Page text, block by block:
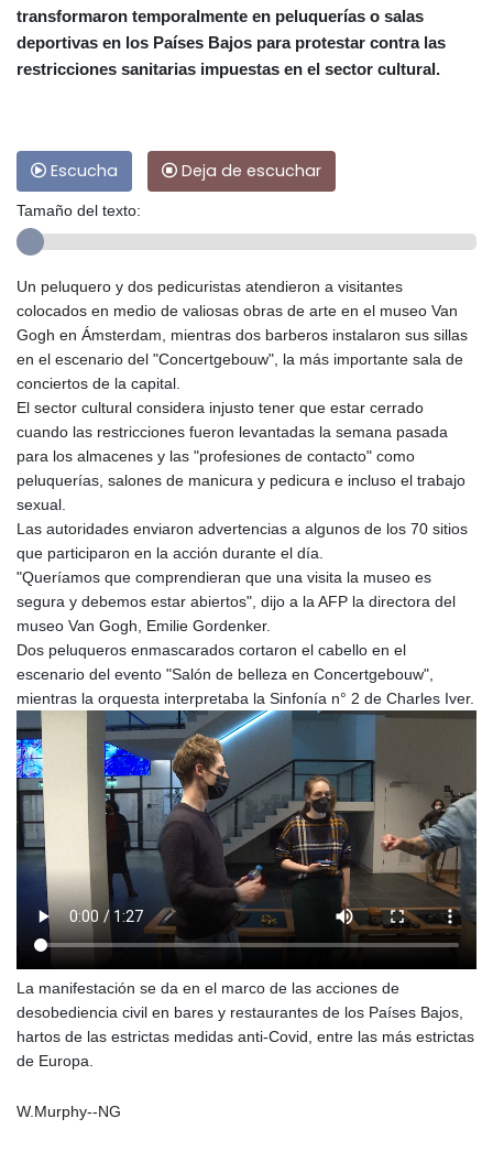
transformaron temporalmente en peluquerías o salas
deportivas en los Países Bajos para protestar contra las
restricciones sanitarias impuestas en el sector cultural.
Escucha Deja de escuchar
Tamaño del texto:
Un peluquero y dos pedicuristas atendieron a visitantes
colocados en medio de valiosas obras de arte en el museo Van
Gogh en Ámsterdam, mientras dos barberos instalaron sus sillas
en el escenario del "Concertgebouw", la más importante sala de
conciertos de la capital.
El sector cultural considera injusto tener que estar cerrado
cuando las restricciones fueron levantadas la semana pasada
para los almacenes y las "profesiones de contacto" como
peluquerías, salones de manicura y pedicura e incluso el trabajo
sexual.
Las autoridades enviaron advertencias a algunos de los 70 sitios
que participaron en la acción durante el día.
"Queríamos que comprendieran que una visita la museo es
segura y debemos estar abiertos", dijo a la AFP la directora del
museo Van Gogh, Emilie Gordenker.
Dos peluqueros enmascarados cortaron el cabello en el
escenario del evento "Salón de belleza en Concertgebouw",
mientras la orquesta interpretaba la Sinfonía n° 2 de Charles Iver.
La manifestación se da en el marco de las acciones de
desobediencia civil en bares y restaurantes de los Países Bajos,
hartos de las estrictas medidas anti-Covid, entre las más estrictas
de Europa.
W.Murphy--NG